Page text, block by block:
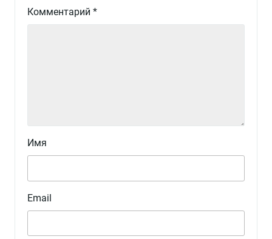
Комментарий *
Имя
Email